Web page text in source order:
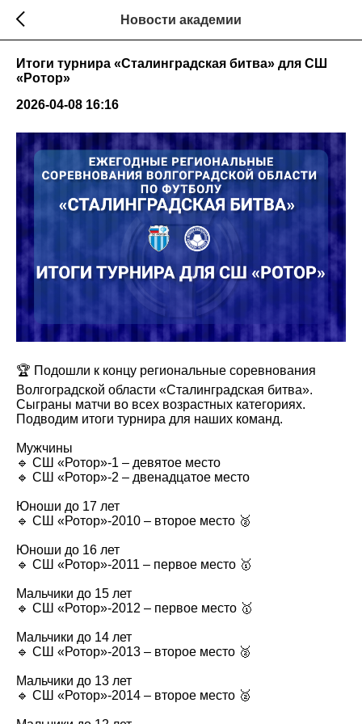
Новости академии
Итоги турнира «Сталинградская битва» для СШ
«Ротор»
2026-04-08 16:16
🏆 Подошли к концу региональные соревнования
Волгоградской области «Сталинградская битва».
Сыграны матчи во всех возрастных категориях.
Подводим итоги турнира для наших команд.
Мужчины
🔹 СШ «Ротор»-1 – девятое место
🔹 СШ «Ротор»-2 – двенадцатое место
Юноши до 17 лет
🔹 СШ «Ротор»-2010 – второе место 🥈
Юноши до 16 лет
🔹 СШ «Ротор»-2011 – первое место 🥇
Мальчики до 15 лет
🔹 СШ «Ротор»-2012 – первое место 🥇
Мальчики до 14 лет
🔹 СШ «Ротор»-2013 – второе место 🥈
Мальчики до 13 лет
🔹 СШ «Ротор»-2014 – второе место 🥈